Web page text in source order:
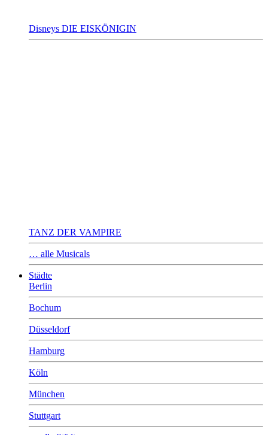
Disneys DIE EISKÖNIGIN
TANZ DER VAMPIRE
… alle Musicals
Städte
Berlin
Bochum
Düsseldorf
Hamburg
Köln
München
Stuttgart